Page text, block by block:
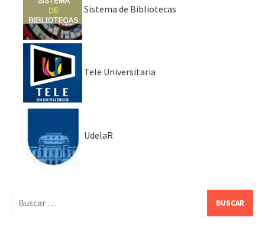
Sistema de Bibliotecas
Tele Universitaria
UdelaR